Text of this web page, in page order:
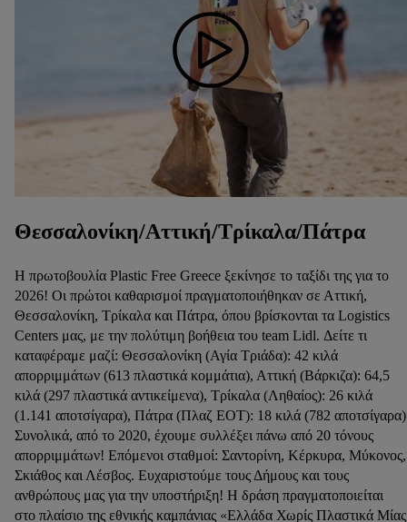
Θεσσαλονίκη/Αττική/Τρίκαλα/Πάτρα
Η πρωτοβουλία Plastic Free Greece ξεκίνησε το ταξίδι της για το
2026! Οι πρώτοι καθαρισμοί πραγματοποιήθηκαν σε Αττική,
Θεσσαλονίκη, Τρίκαλα και Πάτρα, όπου βρίσκονται τα Logistics
Centers μας, με την πολύτιμη βοήθεια του team Lidl. Δείτε τι
καταφέραμε μαζί: Θεσσαλονίκη (Αγία Τριάδα): 42 κιλά
απορριμμάτων (613 πλαστικά κομμάτια), Αττική (Βάρκιζα): 64,5
κιλά (297 πλαστικά αντικείμενα), Τρίκαλα (Ληθαίος): 26 κιλά
(1.141 αποτσίγαρα), Πάτρα (Πλαζ ΕΟΤ): 18 κιλά (782 αποτσίγαρα)
Συνολικά, από το 2020, έχουμε συλλέξει πάνω από 20 τόνους
απορριμμάτων! Επόμενοι σταθμοί: Σαντορίνη, Κέρκυρα, Μύκονος,
Σκιάθος και Λέσβος. Ευχαριστούμε τους Δήμους και τους
ανθρώπους μας για την υποστήριξη! Η δράση πραγματοποιείται
στο πλαίσιο της εθνικής καμπάνιας «Ελλάδα Χωρίς Πλαστικά Μίας